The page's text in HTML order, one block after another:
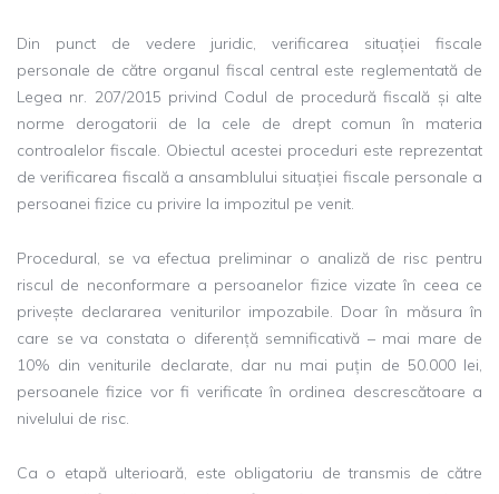
Din punct de vedere juridic, verificarea situației fiscale
personale de către organul fiscal central este reglementată de
Legea nr. 207/2015 privind Codul de procedură fiscală și alte
norme derogatorii de la cele de drept comun în materia
controalelor fiscale. Obiectul acestei proceduri este reprezentat
de verificarea fiscală a ansamblului situației fiscale personale a
persoanei fizice cu privire la impozitul pe venit.
Procedural, se va efectua preliminar o analiză de risc pentru
riscul de neconformare a persoanelor fizice vizate în ceea ce
privește declararea veniturilor impozabile. Doar în măsura în
care se va constata o diferență semnificativă – mai mare de
10% din veniturile declarate, dar nu mai puțin de 50.000 lei,
persoanele fizice vor fi verificate în ordinea descrescătoare a
nivelului de risc.
Ca o etapă ulterioară, este obligatoriu de transmis de către